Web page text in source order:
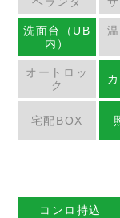
洗面台（UB
内）
オートロッ
ク
宅配BOX
コンロ持込